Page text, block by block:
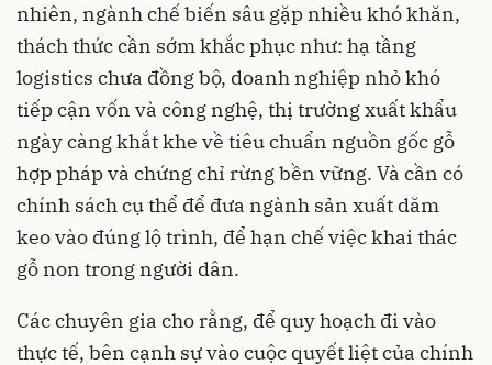
nhiên, ngành chế biến sâu gặp nhiều khó khăn,
thách thức cần sớm khắc phục như: hạ tầng
logistics chưa đồng bộ, doanh nghiệp nhỏ khó
tiếp cận vốn và công nghệ, thị trường xuất khẩu
ngày càng khắt khe về tiêu chuẩn nguồn gốc gỗ
hợp pháp và chứng chỉ rừng bền vững. Và cần có
chính sách cụ thể để đưa ngành sản xuất dăm
keo vào đúng lộ trình, để hạn chế việc khai thác
gỗ non trong người dân.
Các chuyên gia cho rằng, để quy hoạch đi vào
thực tế, bên cạnh sự vào cuộc quyết liệt của chính